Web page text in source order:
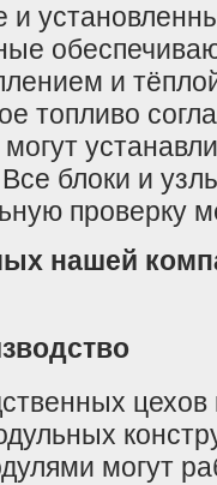
и
и
топливо
блоки и
проверку
нашей
могут